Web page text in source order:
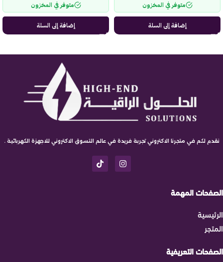
متوفر في المخزون
إضافة إلى السلة
متوفر في المخزون
إضافة إلى السلة
نقدم لكم في متجرنا الاكتروني تجربة فريدة في عالم التسوق الاكتروني للاجهزة الكهربائية .
الصفحات المهمة
الرئيسية
المتجر
الصفحات التعريفية